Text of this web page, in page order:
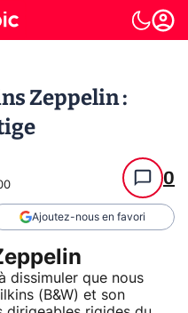
Zeppelin :
0
Ajoutez-nous en favori
dissimuler que nous
(B&W) et son